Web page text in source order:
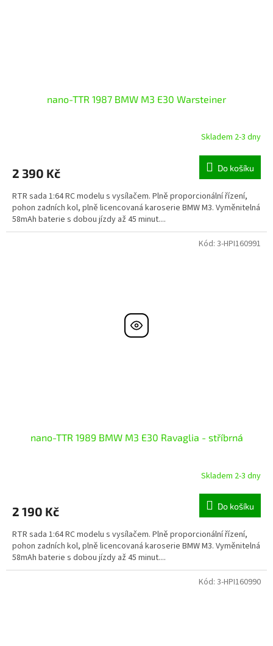
nano-TTR 1987 BMW M3 E30 Warsteiner
Skladem 2-3 dny
2 390 Kč Do košíku
RTR sada 1:64 RC modelu s vysílačem. Plně proporcionální řízení,
pohon zadních kol, plně licencovaná karoserie BMW M3. Vyměnitelná
58mAh baterie s dobou jízdy až 45 minut....
nano-TTR 1989 BMW M3 E30 Ravaglia - stříbrná
Skladem 2-3 dny
2 190 Kč Do košíku
RTR sada 1:64 RC modelu s vysílačem. Plně proporcionální řízení,
pohon zadních kol, plně licencovaná karoserie BMW M3. Vyměnitelná
58mAh baterie s dobou jízdy až 45 minut....
Kód: 3-HPI160991
Kód: 3-HPI160990